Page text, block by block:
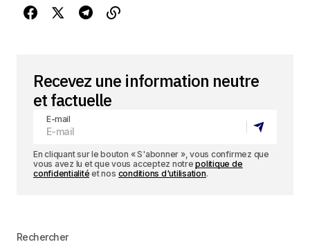
Recevez une information neutre
et factuelle
E-mail
En cliquant sur le bouton « S'abonner », vous confirmez que
vous avez lu et que vous acceptez notrepolitique de
confidentialité et nos conditions d'utilisation.
Rechercher